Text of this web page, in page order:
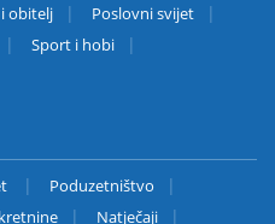
obitelj
Poslovni svijet
Sport i hobi
Poduzetništvo
Natječaji